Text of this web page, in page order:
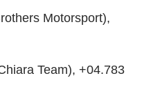
Motorsport),
Team), +04.783